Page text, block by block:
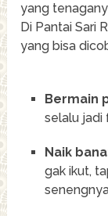
yang
Di Pantai Sari
yang bisa
Bermain
selalu jadi
Naik
gak ikut,